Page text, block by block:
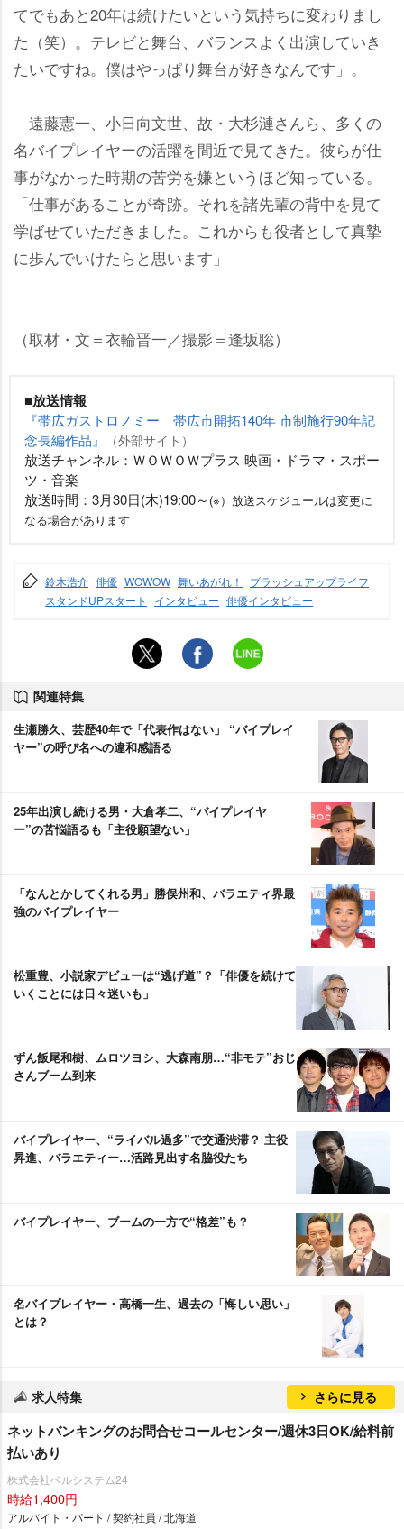
てでもあと20年は続けたいという気持ちに変わりまし
た（笑）。テレビと舞台、バランスよく出演していき
たいですね。僕はやっぱり舞台が好きなんです」。
遠藤憲一、小日向文世、故・大杉漣さんら、多くの
名バイプレイヤーの活躍を間近で見てきた。彼らが仕
事がなかった時期の苦労を嫌というほど知っている。
「仕事があることが奇跡。それを諸先輩の背中を見て
学ばせていただきました。これからも役者として真摯
に歩んでいけたらと思います」
（取材・文＝衣輪晋一／撮影＝逢坂聡）
■放送情報
『帯広ガストロノミー 帯広市開拓140年 市制施行90年記
念長編作品』
（外部サイト）
放送チャンネル：ＷＯＷＯＷプラス 映画・ドラマ・スポー
ツ・音楽
放送時間：3月30日(木)19:00～ (※）放送スケジュールは変更に
なる場合があります
鈴木浩介 俳優 WOWOW 舞いあがれ！
ブラッシュアップライフ
スタンドUPスタート
インタビュー 俳優インタビュー
関連特集
生瀬勝久、芸歴40年で「代表作はない」 “バイプレイ
ヤー”の呼び名への違和感語る
25年出演し続ける男・大倉孝二、“バイプレイヤ
ー”の苦悩語るも「主役願望ない」
「なんとかしてくれる男」勝俣州和、バラエティ界最
強のバイプレイヤー
松重豊、小説家デビューは“逃げ道”？「俳優を続けて
いくことには日々迷いも」
ずん飯尾和樹、ムロツヨシ、大森南朋…“非モテ”おじ
さんブーム到来
バイプレイヤー、“ライバル過多”で交通渋滞？ 主役
昇進、バラエティー…活路見出す名脇役たち
バイプレイヤー、ブームの一方で“格差”も？
名バイプレイヤー・高橋一生、過去の「悔しい思い」
とは？
求人特集 さらに見る
ネットバンキングのお問合せコールセンター/週休3日OK/給料前
払いあり
株式会社ベルシステム24
時給1,400円
アルバイト・パート / 契約社員 / 北海道